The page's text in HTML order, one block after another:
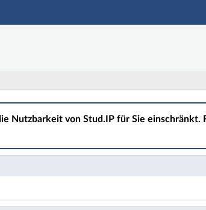
Nutzbarkeit von Stud.IP für Sie einschränkt.